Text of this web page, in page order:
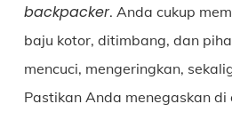
backpacker. Anda cukup
baju kotor, ditimbang, dan
mencuci, mengeringkan,
Pastikan Anda menegaskan